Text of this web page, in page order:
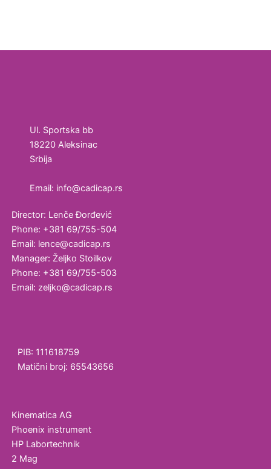
Ul. Sportska bb
18220 Aleksinac
Srbija
Email: info@cadicap.rs
Director: Lenče Đorđević
Phone: +381 69/755-504
Email: lence@cadicap.rs
Manager: Željko Stoilkov
Phone: +381 69/755-503
Email: zeljko@cadicap.rs
PIB: 111618759
Matični broj: 65543656
Kinematica AG
Phoenix instrument
HP Labortechnik
2 Mag